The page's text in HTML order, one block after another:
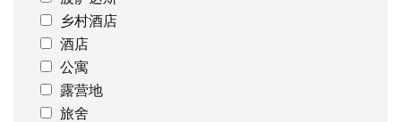
乡村酒店
酒店
公寓
露营地
旅舍